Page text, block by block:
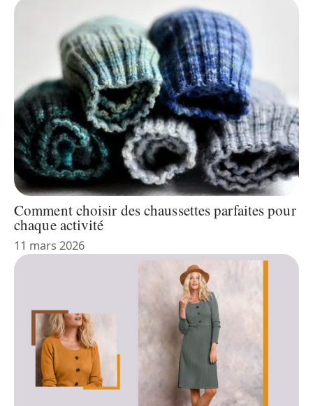
Comment choisir des chaussettes parfaites pour
chaque activité
11 mars 2026